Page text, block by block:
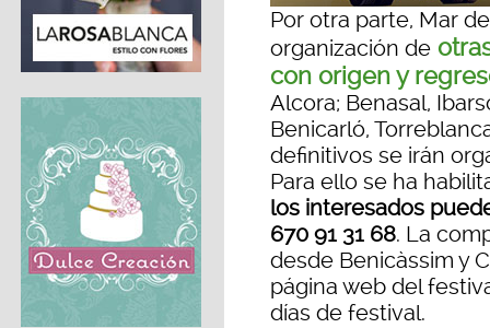
Por otra parte, Mar
organización de
con origen y
Alcora; Benasal,
Benicarló,
definitivos se irán
Para ello se ha
los interesados
670 91 31 68. La
desde Benicàssim y
página web del
días de festival.